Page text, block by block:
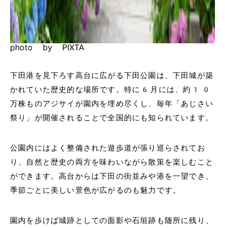
photo by PIXTA
下田港を見下ろす高台に広がる下田公園は、下田城が築
かれていた歴史的な場所です。特に6月には、約10
万株ものアジサイが園内を埋め尽くし、毎年「あじさい
祭り」が開催されることで全国的にも知られています。
公園内にはよく整備された遊歩道が張り巡らされてお
り、自然と歴史の両方を味わいながら散策を楽しむこと
ができます。高台からは下田の街並みや港を一望でき、
季節ごとに美しい景色が広がるのも魅力です。
園内を歩けば城跡としての面影や石垣跡も随所に残り、